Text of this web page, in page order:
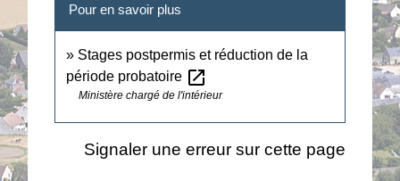
Pour en savoir plus
Stages postpermis et réduction de la
période probatoire open_in_new
Ministère chargé de l'intérieur
Signaler une erreur sur cette page